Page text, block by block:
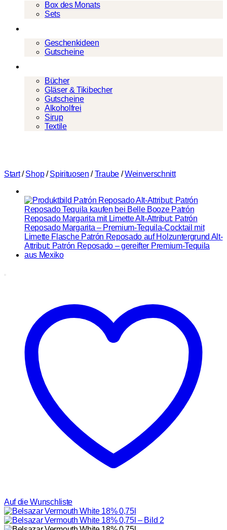
Box des Monats
Sets
Geschenkideen
Gutscheine
Bücher
Gläser & Tikibecher
Gutscheine
Alkoholfrei
Sirup
Textile
Start / Shop / Spirituosen / Traube / Weinverschnitt
Auf die Wunschliste